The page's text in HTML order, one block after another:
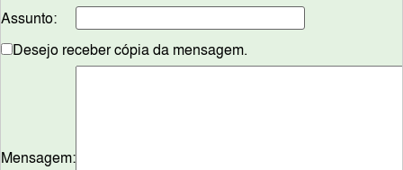
Assunto:
Desejo receber cópia da mensagem.
Mensagem: